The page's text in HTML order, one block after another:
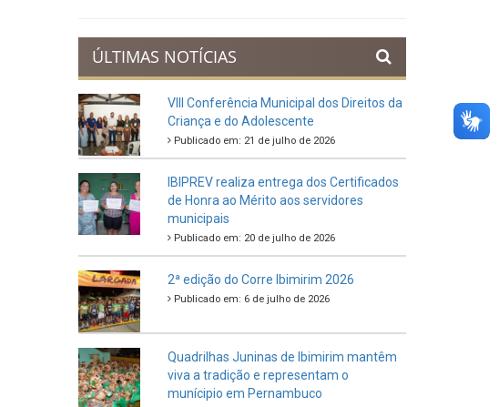
ÚLTIMAS NOTÍCIAS
VIII Conferência Municipal dos Direitos da
Criança e do Adolescente
Publicado em: 21 de julho de 2026
IBIPREV realiza entrega dos Certificados
de Honra ao Mérito aos servidores
municipais
Publicado em: 20 de julho de 2026
2ª edição do Corre Ibimirim 2026
Publicado em: 6 de julho de 2026
Quadrilhas Juninas de Ibimirim mantêm
viva a tradição e representam o
munícipio em Pernambuco